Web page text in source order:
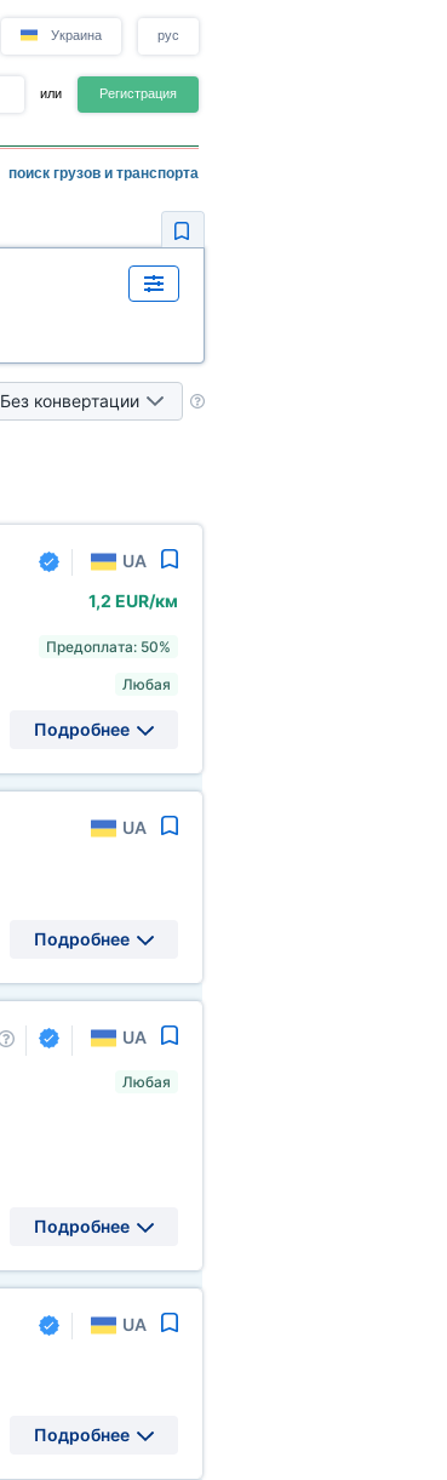
Украина рус
или Регистрация
поиск грузов и транспорта
Без конвертации
UA
1,2 EUR/км
Предоплата: 50%
Любая
Подробнее
UA
Подробнее
UA
Любая
Подробнее
UA
Подробнее